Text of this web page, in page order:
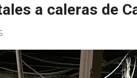
a caleras de